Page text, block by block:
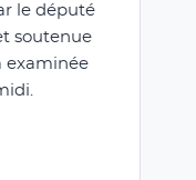
le député
soutenue
examinée